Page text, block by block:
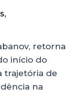
,
retorna
início do
trajetória de
na